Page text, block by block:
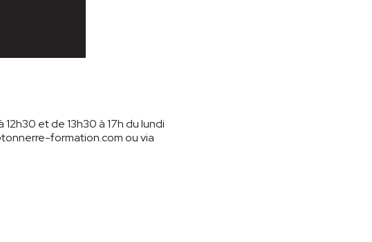
et de 13h30 à 17h du lundi
formation.com ou via